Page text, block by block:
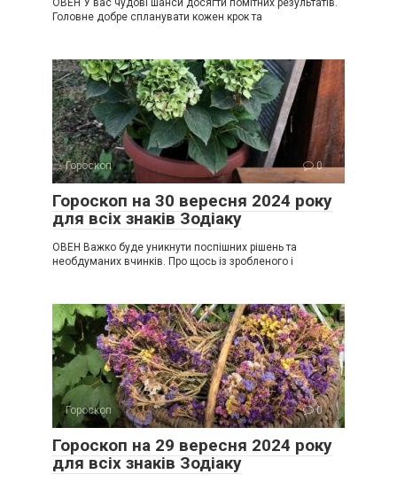
ОВЕН У вас чудові шанси досягти помітних результатів.
Головне добре спланувати кожен крок та
Гороскоп 0
Гороскоп на 30 вересня 2024 року
для всіх знаків Зодіаку
ОВЕН Важко буде уникнути поспішних рішень та
необдуманих вчинків. Про щось із зробленого і
Гороскоп 0
Гороскоп на 29 вересня 2024 року
для всіх знаків Зодіаку